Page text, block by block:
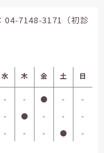
04-7148-3171（初診
水 木 金 土 日
- - ● -
-
- ● - -
-
- - - ● -